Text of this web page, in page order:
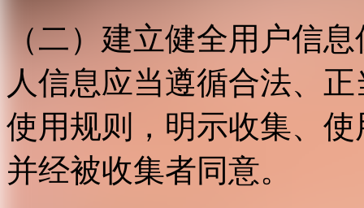
（二）建立健全用户信
人信息应当遵循合法、
使用规则，明示收集、
并经被收集者同意。